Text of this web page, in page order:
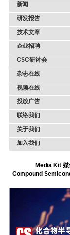
新闻
研发报告
技术文章
企业招聘
CSC研讨会
杂志在线
视频在线
投放广告
联络我们
关于我们
加入我们
Media Kit 媒
Compound